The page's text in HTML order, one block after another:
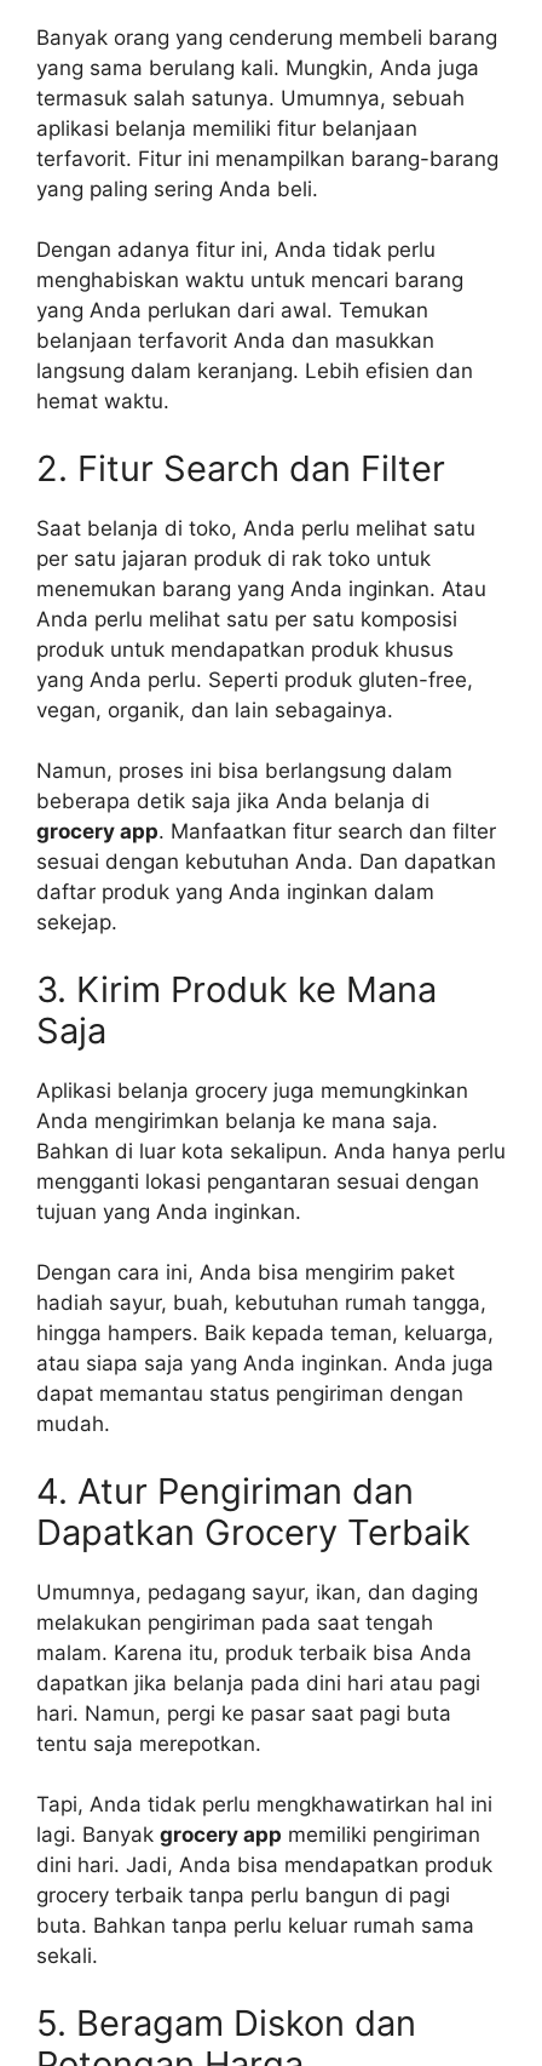
Banyak orang yang cenderung membeli barang
yang sama berulang kali. Mungkin, Anda juga
termasuk salah satunya. Umumnya, sebuah
aplikasi belanja memiliki fitur belanjaan
terfavorit. Fitur ini menampilkan barang-barang
yang paling sering Anda beli.
Dengan adanya fitur ini, Anda tidak perlu
menghabiskan waktu untuk mencari barang
yang Anda perlukan dari awal. Temukan
belanjaan terfavorit Anda dan masukkan
langsung dalam keranjang. Lebih efisien dan
hemat waktu.
2. Fitur Search dan Filter
Saat belanja di toko, Anda perlu melihat satu
per satu jajaran produk di rak toko untuk
menemukan barang yang Anda inginkan. Atau
Anda perlu melihat satu per satu komposisi
produk untuk mendapatkan produk khusus
yang Anda perlu. Seperti produk gluten-free,
vegan, organik, dan lain sebagainya.
Namun, proses ini bisa berlangsung dalam
beberapa detik saja jika Anda belanja di
grocery app. Manfaatkan fitur search dan filter
sesuai dengan kebutuhan Anda. Dan dapatkan
daftar produk yang Anda inginkan dalam
sekejap.
3. Kirim Produk ke Mana
Saja
Aplikasi belanja grocery juga memungkinkan
Anda mengirimkan belanja ke mana saja.
Bahkan di luar kota sekalipun. Anda hanya perlu
mengganti lokasi pengantaran sesuai dengan
tujuan yang Anda inginkan.
Dengan cara ini, Anda bisa mengirim paket
hadiah sayur, buah, kebutuhan rumah tangga,
hingga hampers. Baik kepada teman, keluarga,
atau siapa saja yang Anda inginkan. Anda juga
dapat memantau status pengiriman dengan
mudah.
4. Atur Pengiriman dan
Dapatkan Grocery Terbaik
Umumnya, pedagang sayur, ikan, dan daging
melakukan pengiriman pada saat tengah
malam. Karena itu, produk terbaik bisa Anda
dapatkan jika belanja pada dini hari atau pagi
hari. Namun, pergi ke pasar saat pagi buta
tentu saja merepotkan.
Tapi, Anda tidak perlu mengkhawatirkan hal ini
lagi. Banyak grocery app memiliki pengiriman
dini hari. Jadi, Anda bisa mendapatkan produk
grocery terbaik tanpa perlu bangun di pagi
buta. Bahkan tanpa perlu keluar rumah sama
sekali.
5. Beragam Diskon dan